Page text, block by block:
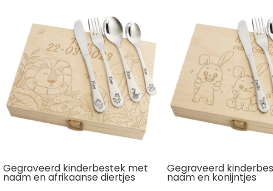
Gegraveerd kinderbestek met
naam en afrikaanse diertjes
Gegraveerd
naam en konijntjes